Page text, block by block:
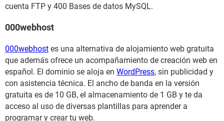
cuenta FTP y 400 Bases de datos MySQL.
000webhost
000webhost es una alternativa de alojamiento web gratuita
que además ofrece un acompañamiento de creación web en
español. El dominio se aloja en WordPress, sin publicidad y
con asistencia técnica. El ancho de banda en la versión
gratuita es de 10 GB, el almacenamiento de 1 GB y te da
acceso al uso de diversas plantillas para aprender a
programar y crear tu web.